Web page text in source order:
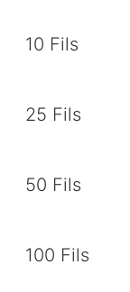
10 Fils
25 Fils
50 Fils
100 Fils